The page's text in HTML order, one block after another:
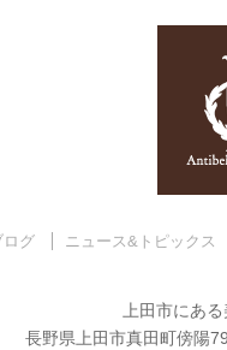
ログ ニュース&トピックス
上田市にあ
長野県上田市真田町傍陽